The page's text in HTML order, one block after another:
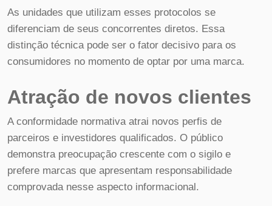
As unidades que utilizam esses protocolos se
diferenciam de seus concorrentes diretos. Essa
distinção técnica pode ser o fator decisivo para os
consumidores no momento de optar por uma marca.
Atração de novos clientes
A conformidade normativa atrai novos perfis de
parceiros e investidores qualificados. O público
demonstra preocupação crescente com o sigilo e
prefere marcas que apresentam responsabilidade
comprovada nesse aspecto informacional.